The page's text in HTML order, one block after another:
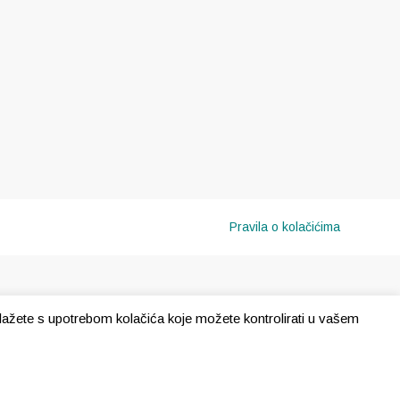
Pravila o kolačićima
s upotrebom kolačića koje možete kontrolirati u vašem